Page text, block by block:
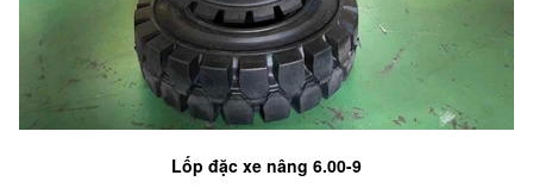
Lốp đặc xe nâng 6.00-9